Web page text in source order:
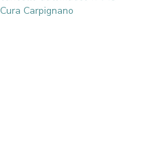
Cura Carpignano